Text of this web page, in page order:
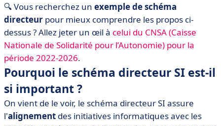
🔍 Vous recherchez un exemple de schéma
directeur pour mieux comprendre les propos ci-
dessus ? Allez jeter un œil à celui du CNSA (Caisse
Nationale de Solidarité pour l’Autonomie) pour la
période 2022-2026.
Pourquoi le schéma directeur SI est-il
si important ?
On vient de le voir, le schéma directeur SI assure
l'alignement des initiatives informatiques avec les